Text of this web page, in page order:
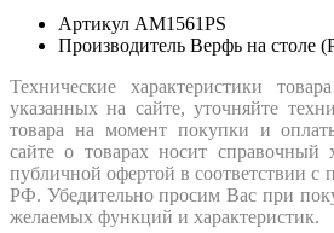
Артикул AM1561PS
Производитель Верфь на столе
Технические характеристики
указанных на сайте, уточняйте
товара на момент покупки и
сайте о товарах носит справочный
публичной офертой в соответствии с
РФ. Убедительно просим Вас при
желаемых функций и характеристик.